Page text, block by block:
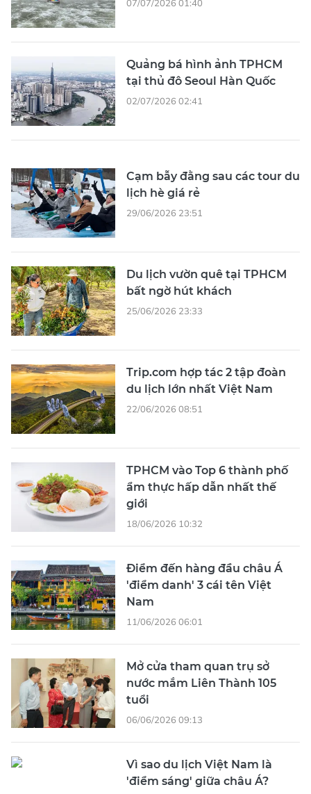
07/07/2026 01:40
Quảng bá hình ảnh TPHCM
tại thủ đô Seoul Hàn Quốc
02/07/2026 02:41
Cạm bẫy đằng sau các tour du
lịch hè giá rẻ
29/06/2026 23:51
Du lịch vườn quê tại TPHCM
bất ngờ hút khách
25/06/2026 23:33
Trip.com hợp tác 2 tập đoàn
du lịch lớn nhất Việt Nam
22/06/2026 08:51
TPHCM vào Top 6 thành phố
ẩm thực hấp dẫn nhất thế
giới
18/06/2026 10:32
Điểm đến hàng đầu châu Á
'điểm danh' 3 cái tên Việt
Nam
11/06/2026 06:01
Mở cửa tham quan trụ sở
nước mắm Liên Thành 105
tuổi
06/06/2026 09:13
Vì sao du lịch Việt Nam là
'điểm sáng' giữa châu Á?